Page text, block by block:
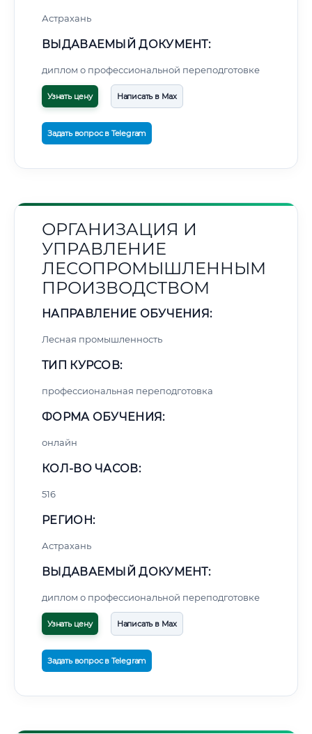
Астрахань
ВЫДАВАЕМЫЙ ДОКУМЕНТ:
диплом о профессиональной переподготовке
Узнать цену Написать в Max
Задать вопрос в Telegram
ОРГАНИЗАЦИЯ И
УПРАВЛЕНИЕ
ЛЕСОПРОМЫШЛЕННЫМ
ПРОИЗВОДСТВОМ
НАПРАВЛЕНИЕ ОБУЧЕНИЯ:
Лесная промышленность
ТИП КУРСОВ:
профессиональная переподготовка
ФОРМА ОБУЧЕНИЯ:
онлайн
КОЛ-ВО ЧАСОВ:
516
РЕГИОН:
Астрахань
ВЫДАВАЕМЫЙ ДОКУМЕНТ:
диплом о профессиональной переподготовке
Узнать цену Написать в Max
Задать вопрос в Telegram